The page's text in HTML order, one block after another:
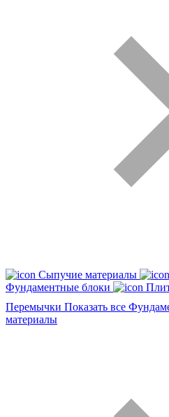
Сыпучие материалы
Фундаментные блоки
Перемычки Показать все
материалы